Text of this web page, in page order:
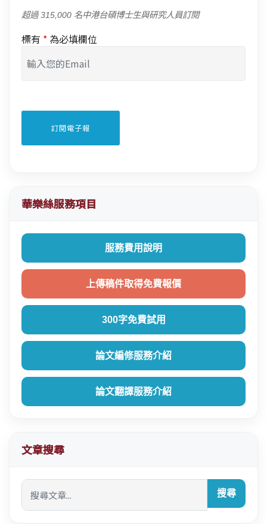
超過 315,000 名中港台碩博士生與研究人員訂閱
標有 * 為必填欄位
華樂絲服務項目
服務費用說明
上傳稿件取得免費報價
300字免費試用
論文編修服務介紹
論文翻譯服務介紹
文章搜尋
搜尋